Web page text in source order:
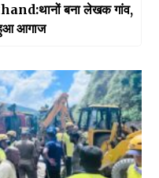
बना लेखक गांव,
हुआ आगाज